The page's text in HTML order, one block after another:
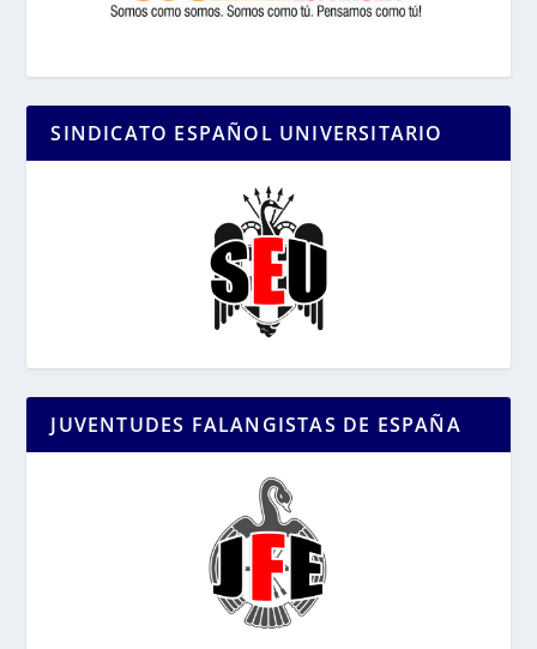
SINDICATO ESPAÑOL UNIVERSITARIO
JUVENTUDES FALANGISTAS DE ESPAÑA